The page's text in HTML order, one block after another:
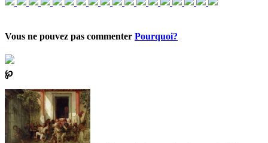
Vous ne pouvez pas commenter Pourquoi?
℘